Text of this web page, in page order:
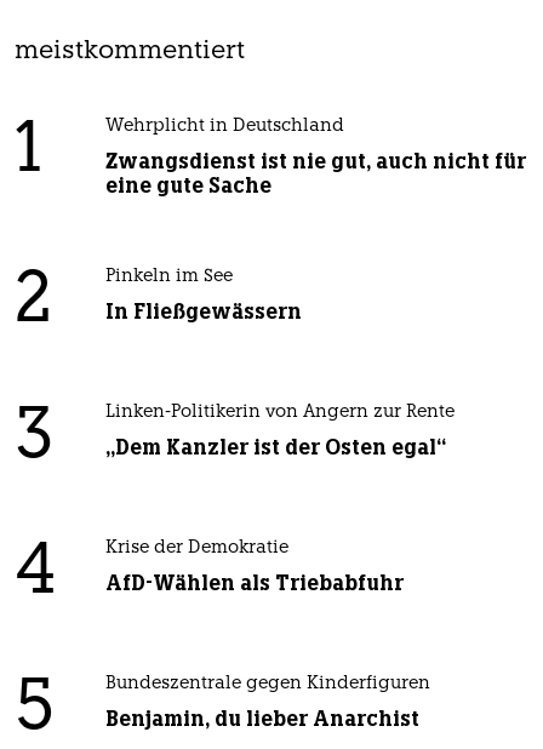
meistkommentiert
1 Wehrplicht in Deutschland
Zwangsdienst ist nie gut, auch nicht für
eine gute Sache
2 Pinkeln im See
In Fließgewässern
3 Linken-Politikerin von Angern zur Rente
„Dem Kanzler ist der Osten egal“
4 Krise der Demokratie
AfD-Wählen als Triebabfuhr
5 Bundeszentrale gegen Kinderfiguren
Benjamin, du lieber Anarchist